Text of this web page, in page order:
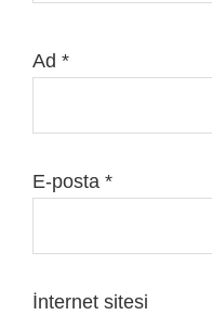
Ad *
E-posta *
İnternet sitesi